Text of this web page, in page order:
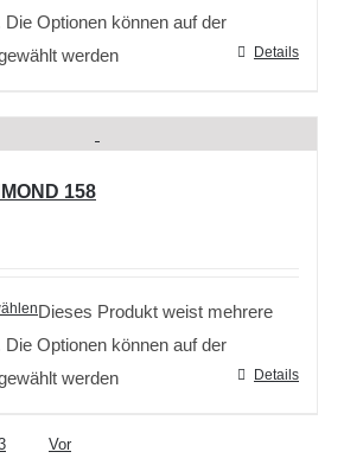
Die Optionen können auf der
werden
Details
158
Dieses Produkt weist mehrere
Die Optionen können auf der
werden
Details
Vor